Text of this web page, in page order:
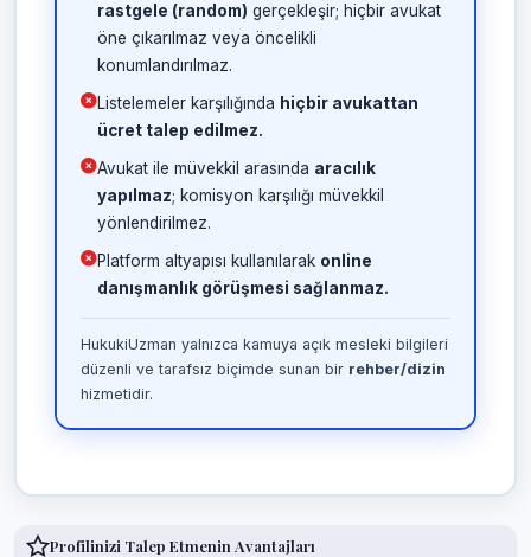
rastgele (random) gerçekleşir; hiçbir avukat
öne çıkarılmaz veya öncelikli
konumlandırılmaz.
Listelemeler karşılığında hiçbir avukattan
ücret talep edilmez.
Avukat ile müvekkil arasında aracılık
yapılmaz; komisyon karşılığı müvekkil
yönlendirilmez.
Platform altyapısı kullanılarak online
danışmanlık görüşmesi sağlanmaz.
HukukiUzman yalnızca kamuya açık mesleki bilgileri
düzenli ve tarafsız biçimde sunan bir rehber/dizin
hizmetidir.
Profilinizi Talep Etmenin Avantajları